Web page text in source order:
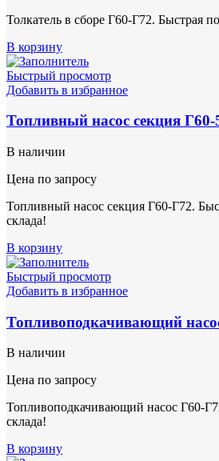
Толкатель в сборе Г60-Г72. Быстрая
В корзину
Быстрый просмотр
Добавить в избранное
Топливный насос секция Г60-
В наличии
Цена по запросу
Топливный насос секция Г60-Г72.
склада!
В корзину
Быстрый просмотр
Добавить в избранное
Топливоподкачивающий
В наличии
Цена по запросу
Топливоподкачивающий насос Г60-
склада!
В корзину